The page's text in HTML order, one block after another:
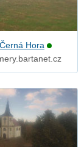
Hora